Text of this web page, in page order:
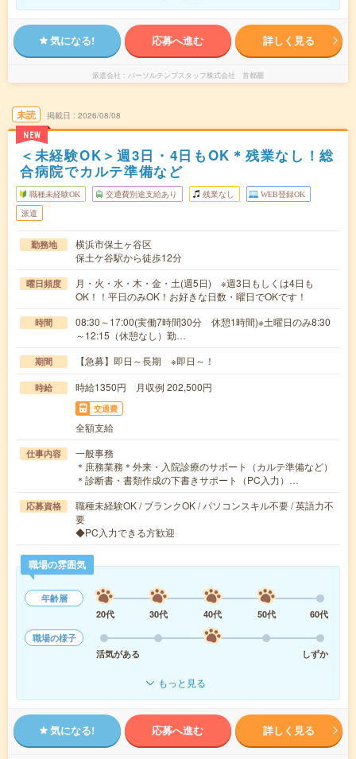
気になる! 応募へ進む 詳しく見る
派遣会社 パーソルテンプスタッフ株式会社 首都圏
未読
NEW
掲載日 2026/08/08
＜未経験OK＞週3日・4日もOK＊残業なし！総
合病院でカルテ準備など
職種未経験OK 交通費別途支給あり 残業なし WEB登録OK
派遣
勤務地
横浜市保土ヶ谷区
保土ケ谷駅から徒歩12分
曜日頻度
月・火・水・木・金・土(週5日) ※週3日もしくは4日も
OK！！平日のみOK！お好きな日数・曜日でOKです！
時間
08:30～17:00(実働7時間30分 休憩1時間)※土曜日のみ8:30
～12:15（休憩なし）勤…
期間 【急募】即日～長期 ※即日～！
時給 時給1350円 月収例 202,500円
交通費
全額支給
仕事内容
一般事務
＊庶務業務＊外来・入院診療のサポート（カルテ準備など）
＊診断書・書類作成の下書きサポート（PC入力）…
応募資格
職種未経験OK / ブランクOK / パソコンスキル不要 / 英語力不
要
◆PC入力できる方歓迎
職場の雰囲気
年齢層
20代
30代 40代 50代
60代
職場の様子
活気がある
しずか
もっと見る
気になる! 応募へ進む 詳しく見る